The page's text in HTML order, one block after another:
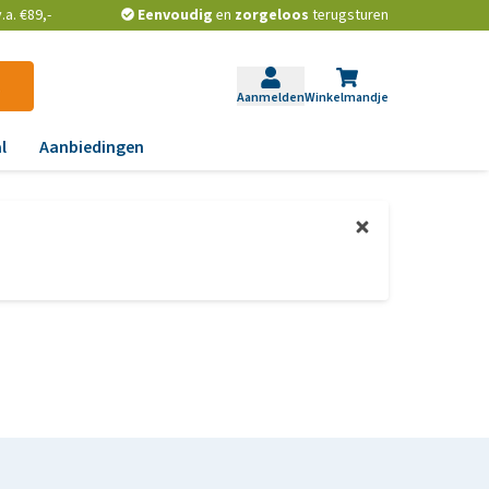
€89,- Eenvoudig en zorgeloos terugsturen
AanmeldenWinkelmandje
Aanbiedingen